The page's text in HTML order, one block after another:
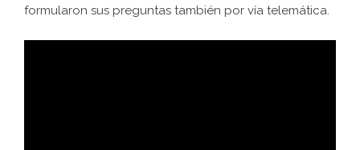
formularon sus preguntas también por vía telemática.